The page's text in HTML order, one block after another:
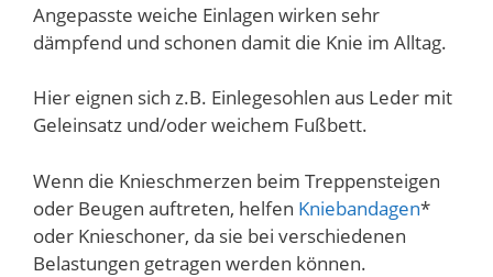
Angepasste weiche Einlagen wirken sehr
dämpfend und schonen damit die Knie im Alltag.
Hier eignen sich z.B. Einlegesohlen aus Leder mit
Geleinsatz und/oder weichem Fußbett.
Wenn die Knieschmerzen beim Treppensteigen
oder Beugen auftreten, helfen Kniebandagen*
oder Knieschoner, da sie bei verschiedenen
Belastungen getragen werden können.